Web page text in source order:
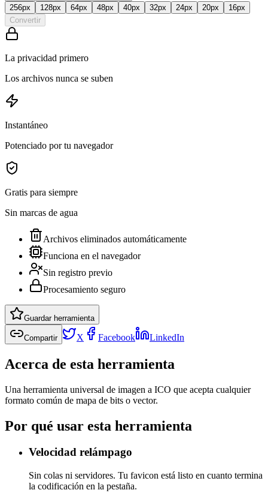
256px 128px 64px 48px 40px 32px 24px 20px 16px
Convertir
La privacidad primero
Los archivos nunca se suben
Instantáneo
Potenciado por tu navegador
Gratis para siempre
Sin marcas de agua
Archivos eliminados automáticamente
Funciona en el navegador
Sin registro previo
Procesamiento seguro
Guardar herramienta
Compartir X Facebook LinkedIn
Acerca de esta herramienta
Una herramienta universal de imagen a ICO que acepta cualquier
formato común de mapa de bits o vector.
Por qué usar esta herramienta
Velocidad relámpago
Sin colas ni servidores. Tu favicon está listo en cuanto termina
la codificación en la pestaña.